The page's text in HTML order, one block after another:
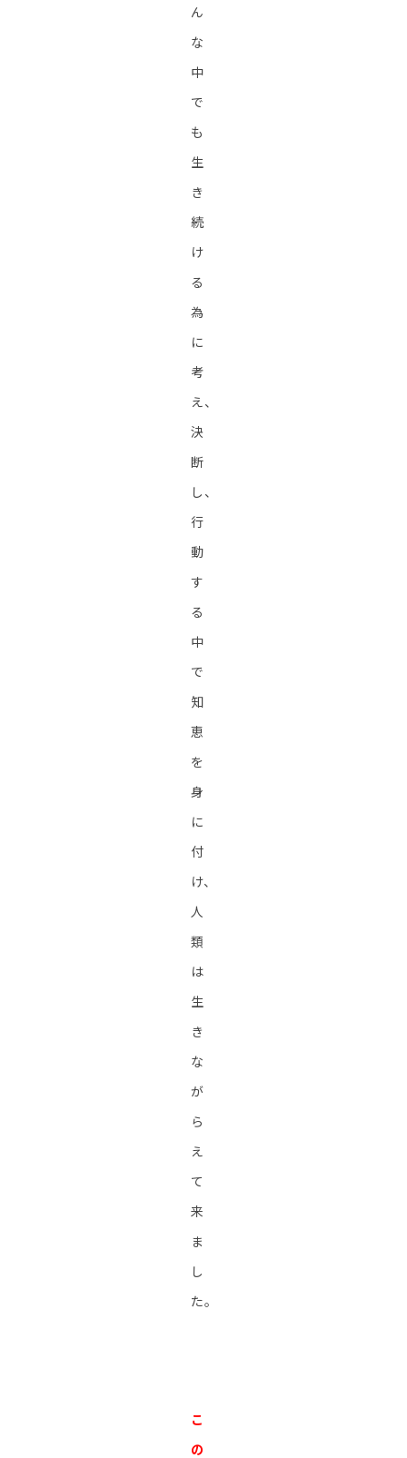
ん
な
中
で
も
生
き
続
け
る
為
に
考
え、
決
断
し、
行
動
す
る
中
で
知
恵
を
身
に
付
け、
人
類
は
生
き
な
が
ら
え
て
来
ま
し
た。
こ
の